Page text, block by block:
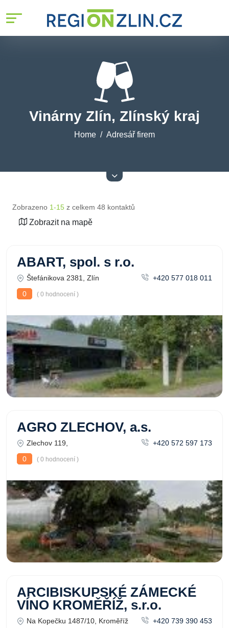
Vinárny Zlín, Zlínský kraj
Home Adresář firem
Zobrazeno 1-15 z celkem 48 kontaktů
Zobrazit na mapě
ABART, spol. s r.o.
Štefánikova 2381, Zlín
+420 577 018 011
0
( 0 hodnocení )
AGRO ZLECHOV, a.s.
Zlechov 119,
+420 572 597 173
0
( 0 hodnocení )
ARCIBISKUPSKÉ ZÁMECKÉ
VÍNO KROMĚŘÍŽ, s.r.o.
Na Kopečku 1487/10, Kroměříž
+420 739 390 453